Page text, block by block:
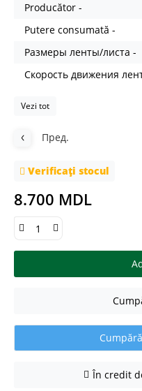
Producător -
Putere consumată -
Размеры ленты/листа -
Скорость движения
Vezi tot
Пред.
Verificați stocul
8.700 MDL
În credit